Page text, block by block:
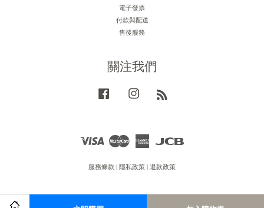
電子發票
付款與配送
售後服務
關注我們
Facebook Instagram
Visa
American
服務條款 | 隱私政策 | 退款政策